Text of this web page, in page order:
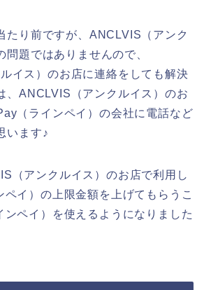
たり前ですが、ANCLVIS（アンク
問題ではありませんので、
イス）のお店に連絡をしても解決
、ANCLVIS（アンクルイス）のお
（ラインペイ）の会社に電話など
います♪
（アンクルイス）のお店で利用し
イ）の上限金額を上げてもらうこ
ペイ）を使えるようになりました